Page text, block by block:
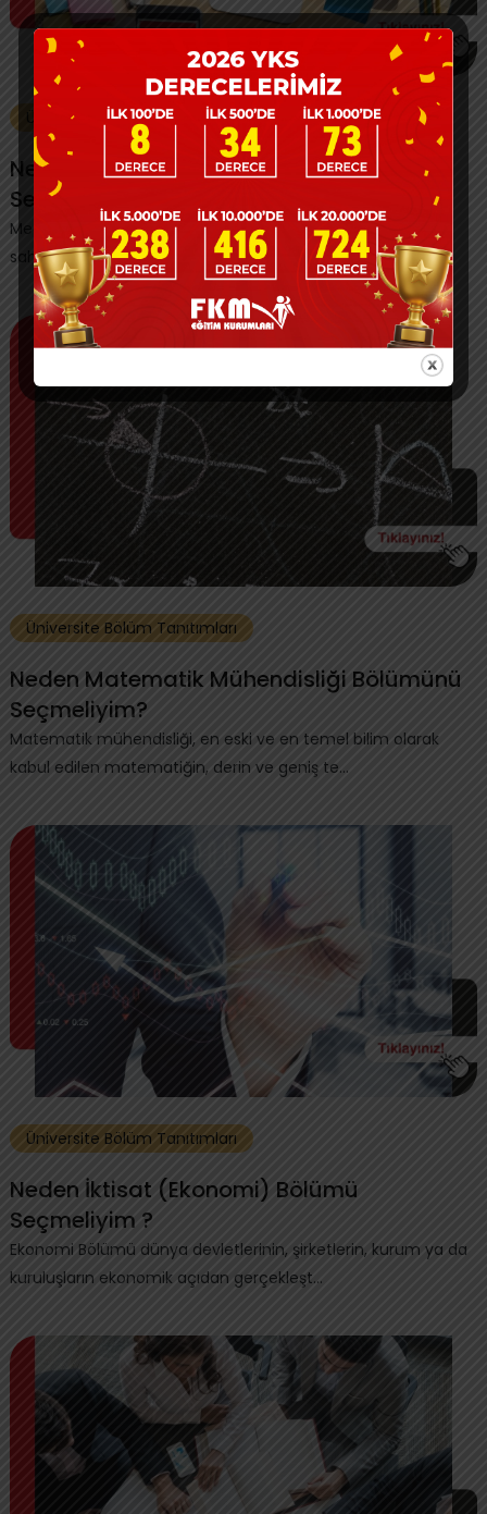
Üniversite Bölüm Tanıtımları
Neden Yeni Medya Ve İletişim Bölümünü
Seçmeliyim?
Medya ve İletişim, medyanın işlevi üzerine yeterli bilgilere
sahip, donanımlı öğrenciler yetiştirmey...
Üniversite Bölüm Tanıtımları
Neden Matematik Mühendisliği Bölümünü
Seçmeliyim?
Matematik mühendisliği, en eski ve en temel bilim olarak
kabul edilen matematiğin, derin ve geniş te...
Üniversite Bölüm Tanıtımları
Neden İktisat (Ekonomi) Bölümü
Seçmeliyim ?
Ekonomi Bölümü dünya devletlerinin, şirketlerin, kurum ya da
kuruluşların ekonomik açıdan gerçekleşt...